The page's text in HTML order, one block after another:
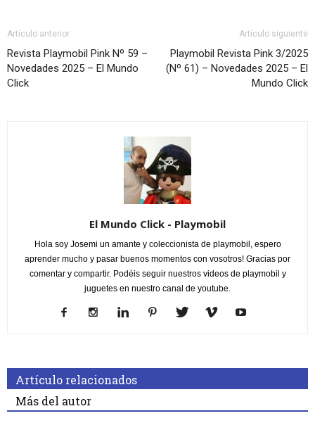
Artículo anterior
Revista Playmobil Pink Nº 59 –
Novedades 2025 – El Mundo
Click
Artículo siguiente
Playmobil Revista Pink 3/2025
(Nº 61) – Novedades 2025 – El
Mundo Click
El Mundo Click - Playmobil
Hola soy Josemi un amante y coleccionista de playmobil, espero
aprender mucho y pasar buenos momentos con vosotros! Gracias por
comentar y compartir. Podéis seguir nuestros videos de playmobil y
juguetes en nuestro canal de youtube.
Artículo relacionados
Más del autor